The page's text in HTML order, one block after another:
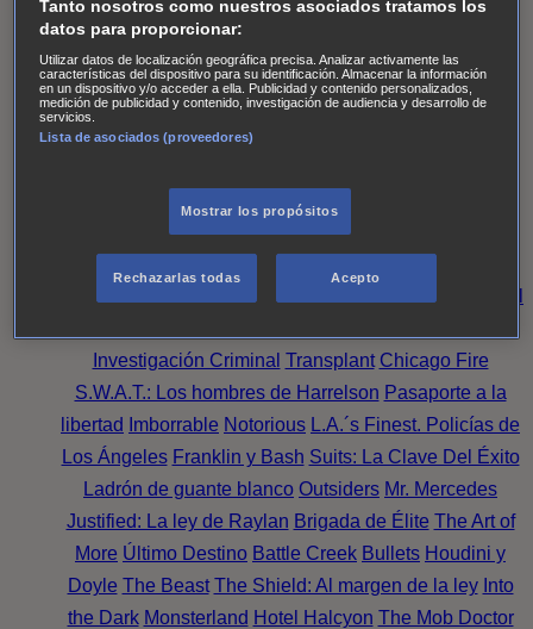
de personas desaparecidas Mad Dogs La Sustituta
Ladrón de guante blanco
AXN Masters of Sex Three PinesAccused CarterAlice
Nevers Crossing Lines Einstein Sobrenatural Cómo
defender a un asesino
Reckoning: Ajuste de Cuentas
Wild Bill Mentes Criminales
Investigación Criminal Transplant Chicago Fire
S.W.A.T.: Los hombres de Harrelson Pasaporte a la
libertad
Imborrable Notorious L.A.´s Finest. Policías de
Los Ángeles Franklin y Bash Suits: La Clave Del Éxito
Ladrón de guante blanco Outsiders Mr. Mercedes
Justified: La ley de Raylan Brigada de Élite The Art of
More Último Destino Battle Creek Bullets Houdini y
Doyle The Beast The Shield: Al margen de la ley Into
the Dark Monsterland Hotel Halcyon The Mob Doctor
Tanto nosotros como nuestros asociados tratamos los
datos para proporcionar:
Utilizar datos de localización geográfica precisa. Analizar activamente las
características del dispositivo para su identificación. Almacenar la información
en un dispositivo y/o acceder a ella. Publicidad y contenido personalizados,
medición de publicidad y contenido, investigación de audiencia y desarrollo de
servicios.
Lista de asociados (proveedores)
Mostrar los propósitos
Rechazarlas todas Acepto